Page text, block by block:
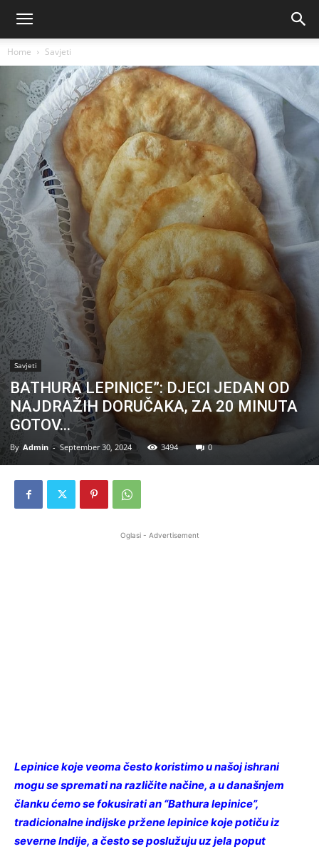
Home Savjeti
Savjeti
BATHURA LEPINICE”: DJECI JEDAN OD
NAJDRAŽIH DORUČAKA, ZA 20 MINUTA
GOTOV…
By Admin - September 30, 2024 3494 0
Oglasi - Advertisement
Lepinice koje veoma često koristimo u našoj ishrani
mogu se spremati na različite načine, a u današnjem
članku ćemo se fokusirati an “Bathura lepinice”,
tradicionalne indijske pržene lepinice koje potiču iz
severne Indije, a često se poslužuju uz jela poput